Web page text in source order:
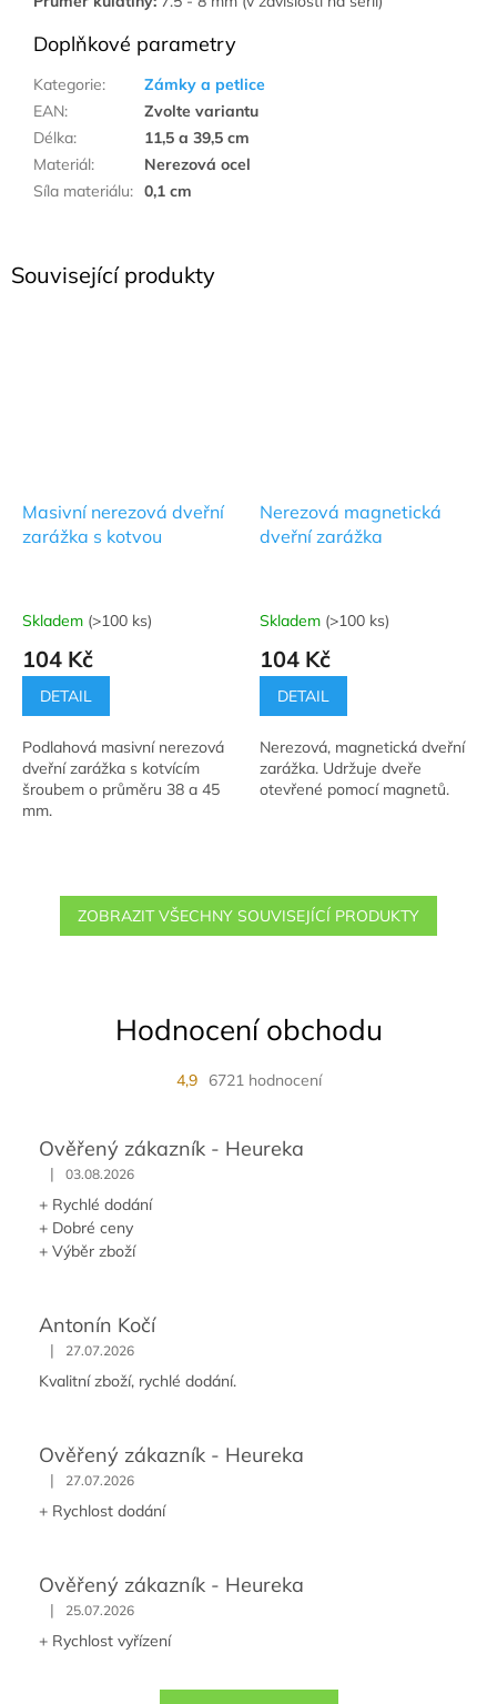
Související produkty
Masivní nerezová dveřní
zarážka s kotvou
Průměrné
hodnocení
produktu
5,0
5
hvězdiček.
Skladem (>100 ks)
104 Kč
DETAIL
Podlahová masivní nerezová
dveřní zarážka s kotvícím
šroubem o průměru 38 a 45
mm.
Nerezová magnetická
dveřní zarážka
Průměrné
hodnocení
produktu
5,0
5
hvězdiček.
Skladem (>100 ks)
104 Kč
DETAIL
Nerezová, magnetická dveřní
zarážka. Udržuje dveře
otevřené pomocí magnetů.
ZOBRAZIT VŠECHNY SOUVISEJÍCÍ PRODUKTY
Doplňkové parametry
Kategorie:
Zámky a petlice
EAN:
Zvolte variantu
Délka:
11,5 a 39,5 cm
Materiál:
Nerezová ocel
Síla materiálu: 0,1 cm
Hodnocení obchodu
4,9 6721 hodnocení
Ověřený zákazník - Heureka
| 03.08.2026
+ Rychlé dodání
+ Dobré ceny
+ Výběr zboží
Antonín Kočí
| 27.07.2026
Kvalitní zboží, rychlé dodání.
Ověřený zákazník - Heureka
| 27.07.2026
+ Rychlost dodání
Ověřený zákazník - Heureka
| 25.07.2026
+ Rychlost vyřízení